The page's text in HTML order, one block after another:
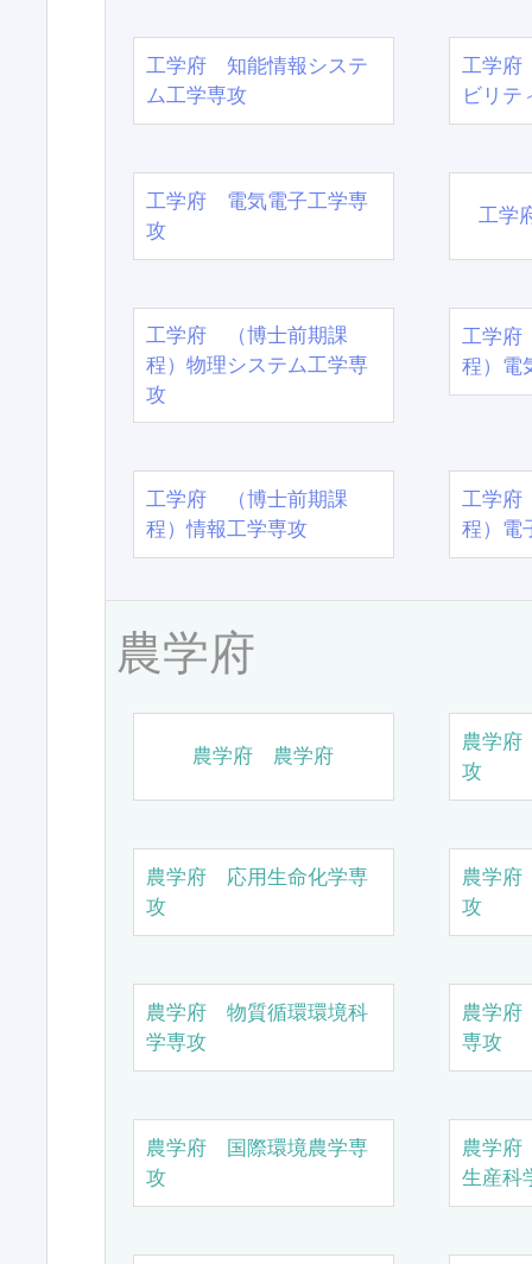
工学府 知能情報システ
ム工学専攻
工学府
ビリテ
工学府 電気電子工学専
攻
工学
工学府 （博士前期課
程）物理システム工学専
攻
工学
程）電
工学府 （博士前期課
程）情報工学専攻
工学
程）電
農学府
農学府 農学府
農学
攻
農学府 応用生命化学専
攻
農学
攻
農学府 物質循環環境科
学専攻
農学
専攻
農学府 国際環境農学専
攻
農学
生産科